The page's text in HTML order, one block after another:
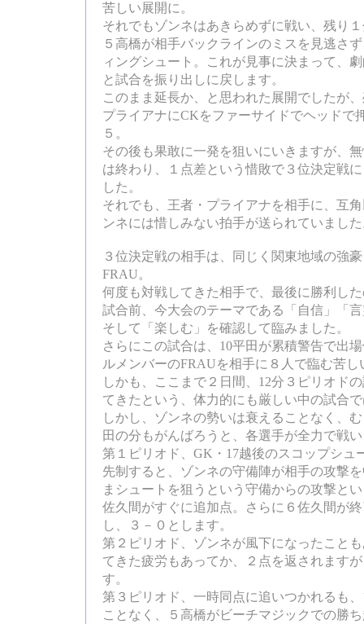
苦しい展開に。
それでもゾンネはあきらめずに戦い、残り
５高橋が相手バックラインのミスを見逃さ
ィングシュート。これが見事に決まって、
と試合を振り出しに戻します。
このまま延長か、と思われた展開でしたが
プライアナにCKをファーサイドでヘッドで
５。
その後も果敢に一発を狙いにいきますが、
は終わり、１点差という惜敗で３位決定戦
した。
それでも、王者・プライアナを相手に、互
ンネには惜しみない拍手が送られていまし
３位決定戦の相手は、同じく関東地域の強
FRAU。
何度も対戦してきた相手で、最後に勝利し
試合前、今大会のテーマである「自信」「
そして「楽しむ」を確認して臨みました。
さらにこの試合は、10平田が累積警告で出
ルメンバーのFRAUを相手に８人で臨む苦し
しかも、ここまで２日間、12分３ピリオド
てきたという、体力的にも厳しい中の試合
しかし、ゾンネの勢いは衰えることなく、
田の分もがんばろうと、各選手が全力で戦
第１ピリオド、GK・17越後のスコップシュ
先制すると、ゾンネの守備陣が相手の攻撃
まシュートを狙うという守備からの攻撃と
佐久間がすぐに追加点。さらに６佐久間が
し、３－０とします。
第２ピリオド、ゾンネが風下になったこと
てきた疲労もあってか、２点を返されます
す。
第３ピリオド、一時同点に追いつかれるも
ことなく、５高橋がビーチマジックでの勝